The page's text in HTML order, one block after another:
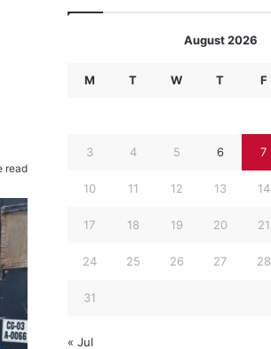
read
August 2026
M T W T F
3 4 5 6 7
10 11 12 13 14
17 18 19 20 21
24 25 26 27 28
31
« Jul